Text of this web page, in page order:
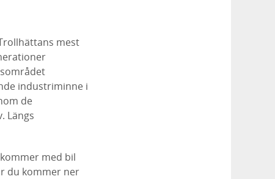
mest
industriminne i
de
Längs
med bil
du kommer ner